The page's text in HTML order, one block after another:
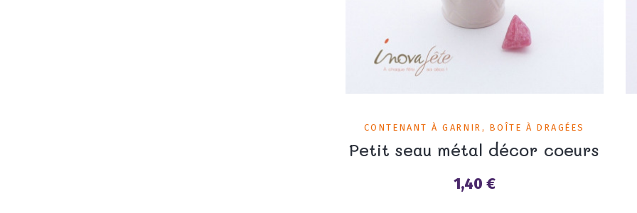
CONTENANT À GARNIR, BOÎTE À DRAGÉES
Petit seau métal décor coeurs
Prix
1,40 €